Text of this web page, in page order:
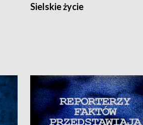
Sielskie życie